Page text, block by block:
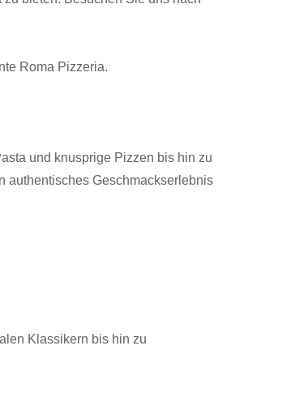
Roma Pizzeria.
und knusprige Pizzen bis hin zu
authentisches Geschmackserlebnis
Klassikern bis hin zu